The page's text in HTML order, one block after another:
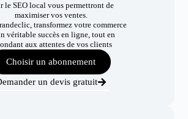
le SEO local vous permettront de
maximiser vos ventes.
transformez votre commerce
véritable succès en ligne, tout en
aux attentes de vos clients
Choisir un abonnement
un devis gratuit